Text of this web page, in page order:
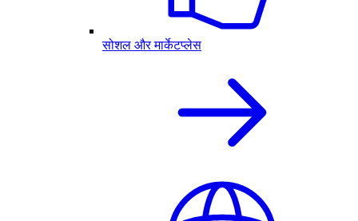
सोशल और मार्केटप्लेस